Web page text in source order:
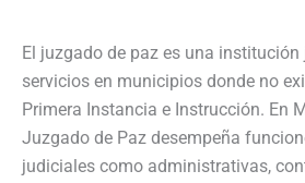
El juzgado de paz es una
servicios en municipios donde no
Primera Instancia e Instrucción. En
Juzgado de Paz desempeña
judiciales como administrativas,